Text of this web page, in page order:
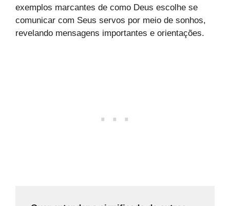
exemplos marcantes de como Deus escolhe se
comunicar com Seus servos por meio de sonhos,
revelando mensagens importantes e orientações.